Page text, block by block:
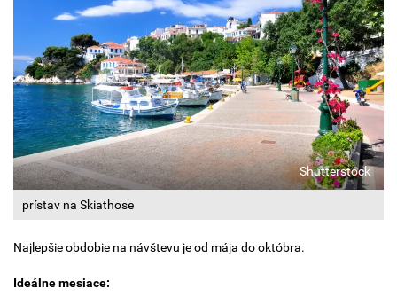
prístav na Skiathose
Shutterstock
Najlepšie obdobie na návštevu je od mája do októbra.
Ideálne mesiace: